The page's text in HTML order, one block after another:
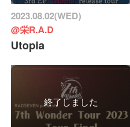
2023.08.02(WED)
@栄R.A.D
Utopia
終了しました